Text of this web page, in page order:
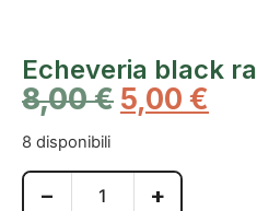
Echeveria black
8,00€ 5,00 €
8 disponibili
− +